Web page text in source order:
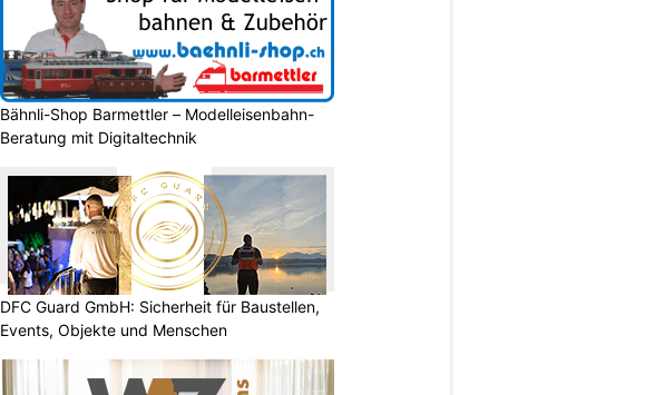
Bähnli-Shop Barmettler – Modelleisenbahn-
Beratung mit Digitaltechnik
DFC Guard GmbH: Sicherheit für Baustellen,
Events, Objekte und Menschen